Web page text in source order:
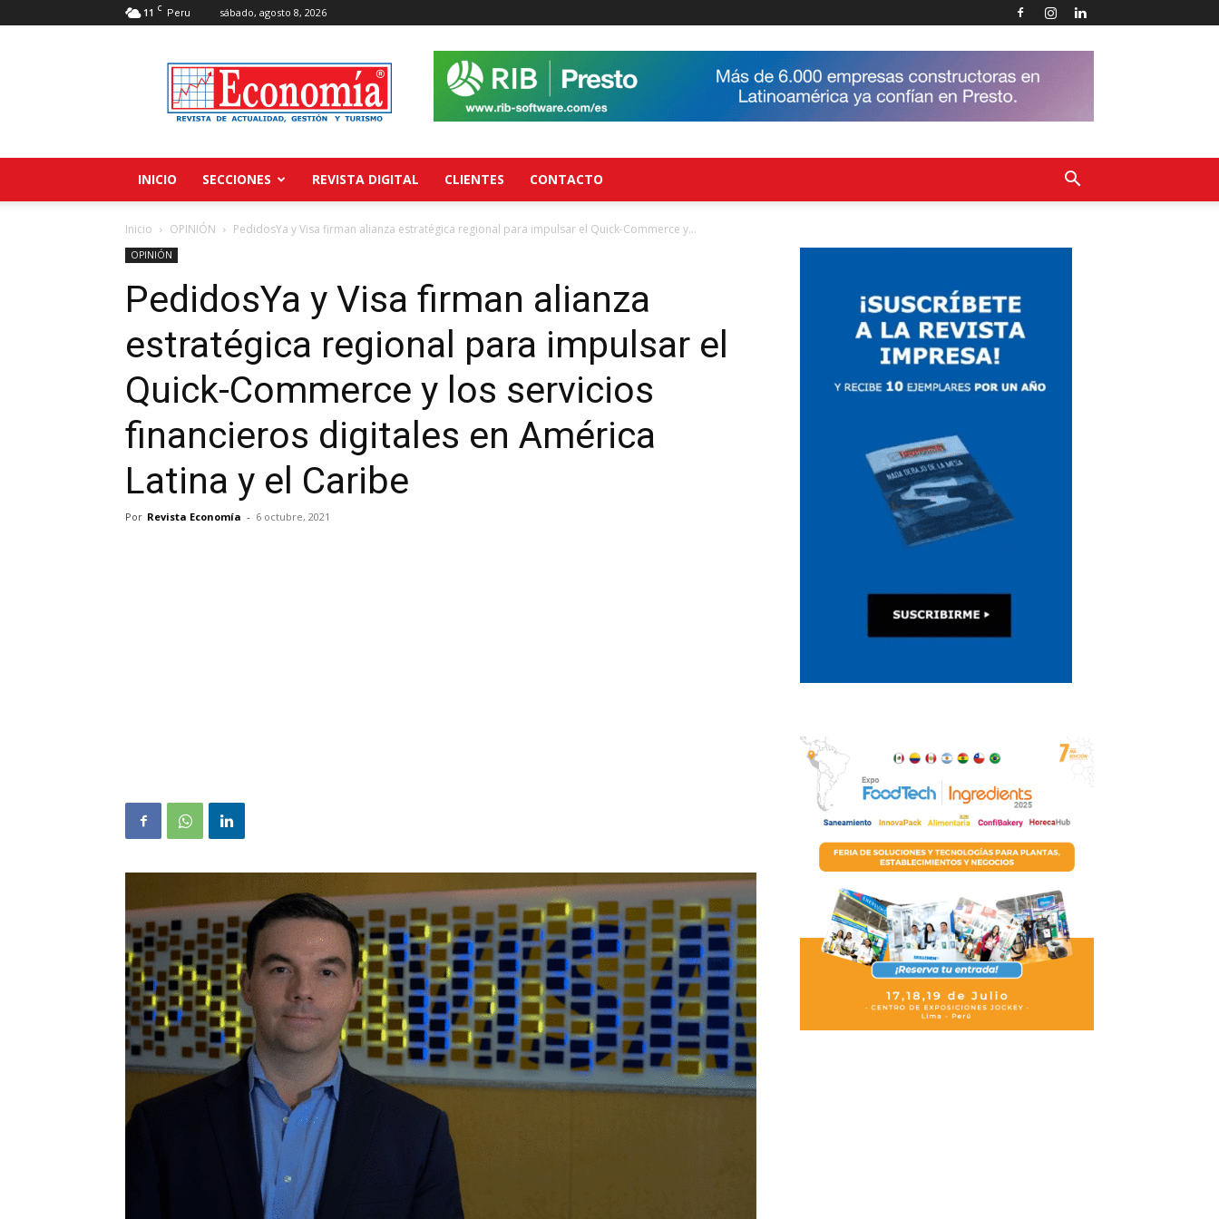
11 C Peru sábado, agosto 8, 2026
Revista
Economía
INICIO SECCIONES REVISTA DIGITAL CLIENTES CONTACTO
Inicio OPINIÓN PedidosYa y Visa firman alianza estratégica regional para impulsar el Quick-Commerce y...
OPINIÓN
PedidosYa y Visa firman alianza
estratégica regional para impulsar el
Quick-Commerce y los servicios
financieros digitales en América
Latina y el Caribe
Por Revista Economía - 6 octubre, 2021